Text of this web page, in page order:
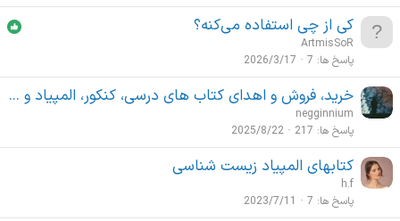
کی از چی استفاده می‌کنه؟
ArtmisSoR
پاسخ ها 7
2026/3/17
خرید، فروش و اهدای کتاب های درسی، کنکور، المپیاد و ...
negginnium
پاسخ ها 217
2025/8/22
کتابهای المپیاد زیست شناسی
h.f
پاسخ ها 7
2023/7/11